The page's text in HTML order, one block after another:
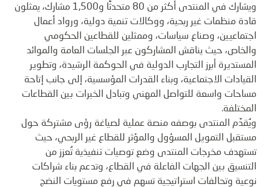
ويشارك في المنتدى أكثر من 80 متحدثًا و1,500 مشارك، يمثلون
قادة منظمات غير ربحية، ووكالات تنمية دولية، ورواد أعمال
اجتماعيين، وصناع سياسات، وممثلين للقطاعين الحكومي
والخاص، حيث يناقش المشاركون عبر الجلسات العامة والموائد
المستديرة أبرز التجارب الدولية في الحوكمة الرشيدة، وتطوير
القيادات الاجتماعية، وبناء القدرات المؤسسية، إلى جانب إتاحة
مساحات واسعة للتواصل المهني وتبادل الخبرات بين القطاعات
المختلفة.
ويُقدَّم المنتدى بوصفه منصة عملية لصياغة رؤى مشتركة حول
مستقبل التمويل المسؤول والمؤثر للقطاع غير الربحي، حيث
تستهدف مخرجات المنتدى وضع توصيات تنفيذية تُعزز من
التنسيق بين الجهات الفاعلة في القطاع، وتدعم بناء شراكات
نوعية وتحالفات استراتيجية تسهم في رفع مستويات النضج